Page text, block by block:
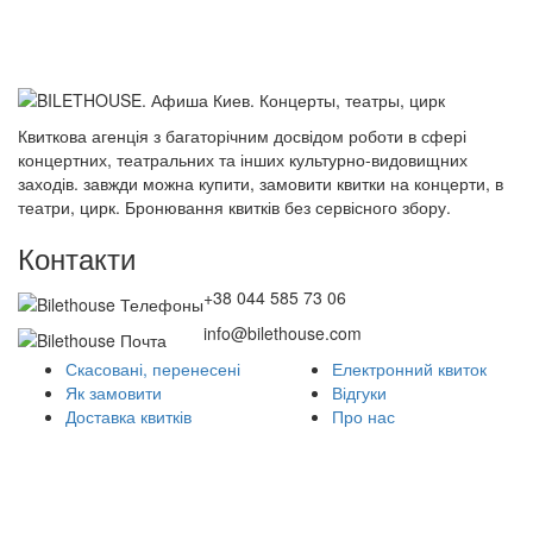
Квиткова агенція з багаторічним досвідом роботи в сфері
концертних, театральних та інших культурно-видовищних
заходів. завжди можна купити, замовити квитки на концерти, в
театри, цирк. Бронювання квитків без сервісного збору.
Контакти
+38 044 585 73 06
info@bilethouse.com
Скасовані, перенесені
Як замовити
Доставка квитків
Електронний квиток
Відгуки
Про нас